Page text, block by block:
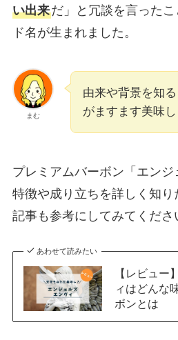
い出来だ」と冗談を言った
ド名が生まれました。
まむ
由来や背景を知
がますます美味し
プレミアムバーボン「エン
特徴や成り立ちを詳しく知
記事も参考にしてみてくださ
あわせて読みたい
【レビュー
ィはどんな
ボンとは